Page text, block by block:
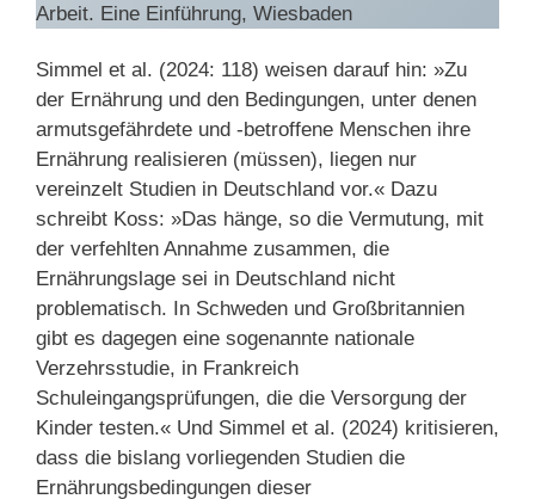
Arbeit. Eine Einführung, Wiesbaden
Simmel et al. (2024: 118) weisen darauf hin: »Zu
der Ernährung und den Bedingungen, unter denen
armutsgefährdete und -betroffene Menschen ihre
Ernährung realisieren (müssen), liegen nur
vereinzelt Studien in Deutschland vor.« Dazu
schreibt Koss: »Das hänge, so die Vermutung, mit
der verfehlten Annahme zusammen, die
Ernährungslage sei in Deutschland nicht
problematisch. In Schweden und Großbritannien
gibt es dagegen eine sogenannte nationale
Verzehrsstudie, in Frankreich
Schuleingangsprüfungen, die die Versorgung der
Kinder testen.« Und Simmel et al. (2024) kritisieren,
dass die bislang vorliegenden Studien die
Ernährungsbedingungen dieser